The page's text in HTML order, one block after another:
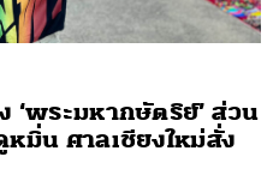
‘พระมหากษัตริย์’ ส่วน
หมิ่น ศาลเชียงใหม่สั่ง